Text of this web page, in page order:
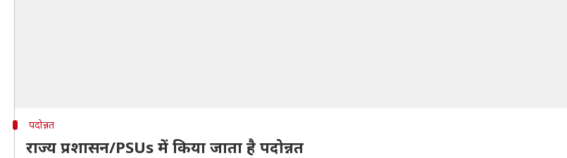
पदोन्नत
राज्य प्रशासन/PSUs में किया जाता है पदोन्नत